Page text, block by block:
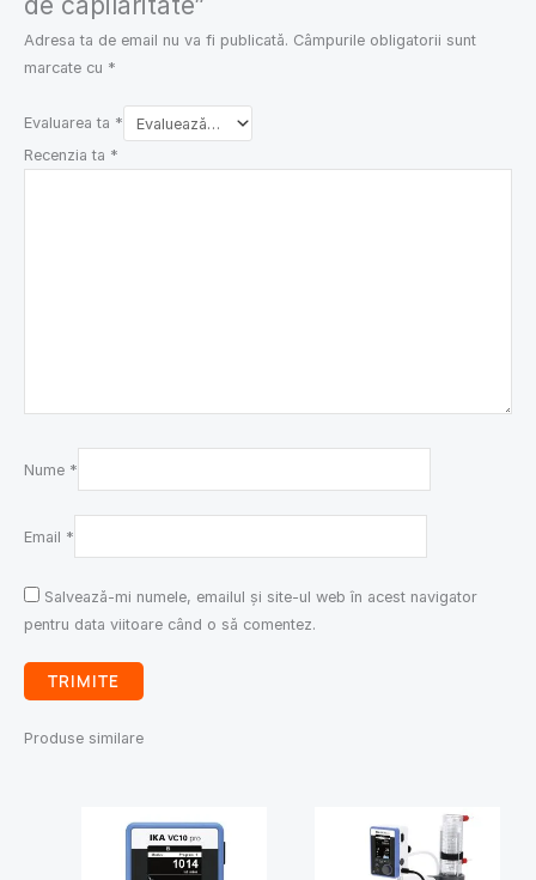
Adresa ta de email nu va fi publicată. Câmpurile obligatorii sunt
marcate cu *
Evaluarea ta *
Recenzia ta *
Nume *
Email *
Salvează-mi numele, emailul și site-ul web în acest navigator
pentru data viitoare când o să comentez.
Produse similare